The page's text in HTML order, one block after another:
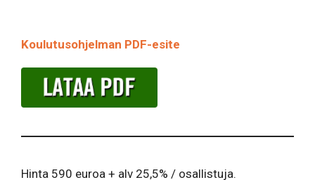
Koulutusohjelman PDF-esite
Hinta 590 euroa + alv 25,5% / osallistuja.